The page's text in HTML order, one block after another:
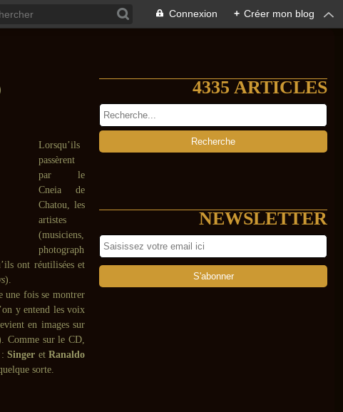
Connexion + Créer mon blog
Lorsqu’ils
passèrent
par le
Cneia de
Chatou, les
artistes
(musiciens,
photograph
ont réutilisées et
).
une fois se montrer
y entend les voix
en images sur
Comme sur le CD,
:Singer etRanaldo
sorte.
4335 ARTICLES
NEWSLETTER